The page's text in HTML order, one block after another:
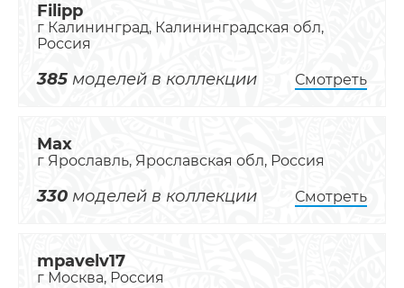
Filipp
г Калининград, Калининградская обл,
Россия
385 моделей в коллекции Смотреть
Max
г Ярославль, Ярославская обл, Россия
330 моделей в коллекции Смотреть
mpavelv17
г Москва, Россия